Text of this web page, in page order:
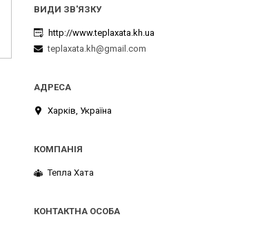
http://www.teplaxata.kh.ua
teplaxata.kh@gmail.com
Харків, Україна
Тепла Хата